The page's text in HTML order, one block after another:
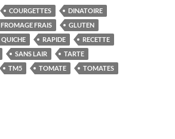
COURGETTES
DINATOIRE
FROMAGE FRAIS
GLUTEN
QUICHE RAPIDE
RECETTE
SANS LAIR
TARTE
TM5 TOMATE
TOMATES